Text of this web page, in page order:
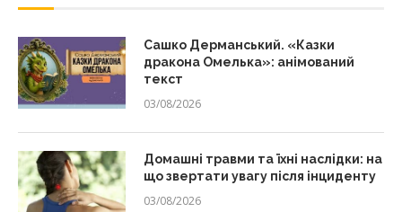
Сашко Дерманський. «Казки
дракона Омелька»: анімований
текст
03/08/2026
Домашні травми та їхні наслідки: на
що звертати увагу після інциденту
03/08/2026